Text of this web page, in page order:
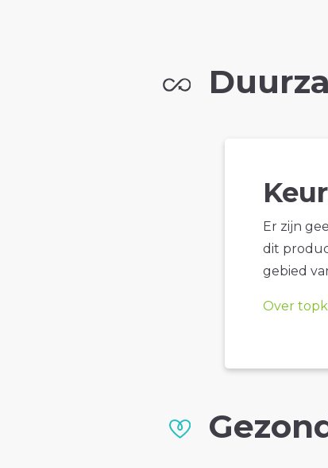
Er zijn
dit
gebied
Over